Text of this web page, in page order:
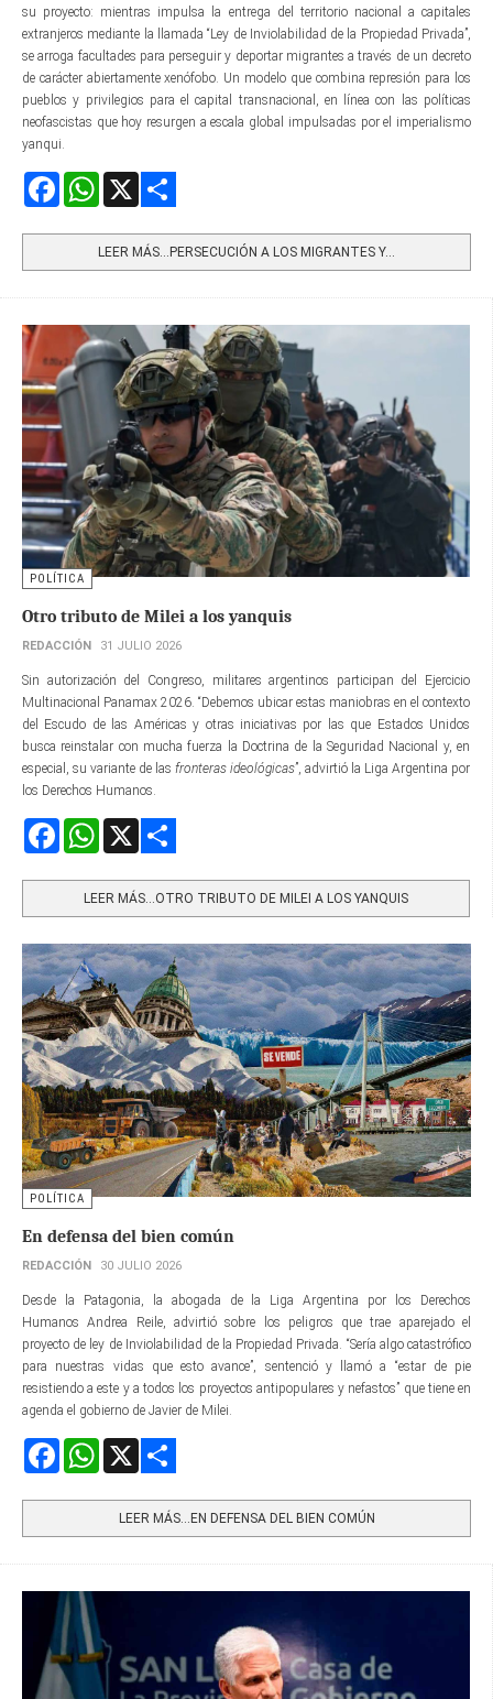
su proyecto: mientras impulsa la entrega del territorio nacional a capitales
extranjeros mediante la llamada “Ley de Inviolabilidad de la Propiedad Privada”,
se arroga facultades para perseguir y deportar migrantes a través de un decreto
de carácter abiertamente xenófobo. Un modelo que combina represión para los
pueblos y privilegios para el capital transnacional, en línea con las políticas
neofascistas que hoy resurgen a escala global impulsadas por el imperialismo
yanqui.
FacebookWhatsApp
LEER MÁS…PERSECUCIÓN A LOS MIGRANTES Y...
POLÍTICA
Otro tributo de Milei a los yanquis
REDACCIÓN 31 JULIO 2026
Sin autorización del Congreso, militares argentinos participan del Ejercicio
Multinacional Panamax 2026. “Debemos ubicar estas maniobras en el contexto
del Escudo de las Américas y otras iniciativas por las que Estados Unidos
busca reinstalar con mucha fuerza la Doctrina de la Seguridad Nacional y, en
especial, su variante de las fronteras ideológicas”, advirtió la Liga Argentina por
los Derechos Humanos.
FacebookWhatsApp
LEER MÁS…OTRO TRIBUTO DE MILEI A LOS YANQUIS
POLÍTICA
En defensa del bien común
REDACCIÓN 30 JULIO 2026
Desde la Patagonia, la abogada de la Liga Argentina por los Derechos
Humanos Andrea Reile, advirtió sobre los peligros que trae aparejado el
proyecto de ley de Inviolabilidad de la Propiedad Privada. “Sería algo catastrófico
para nuestras vidas que esto avance”, sentenció y llamó a “estar de pie
resistiendo a este y a todos los proyectos antipopulares y nefastos” que tiene en
agenda el gobierno de Javier de Milei.
FacebookWhatsApp
LEER MÁS…EN DEFENSA DEL BIEN COMÚN